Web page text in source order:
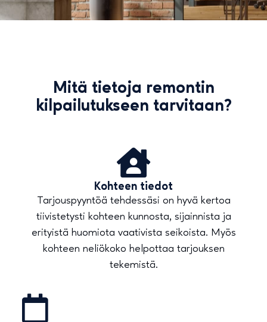
Mitä tietoja remontin
kilpailutukseen tarvitaan?
Kohteen tiedot
Tarjouspyyntöä tehdessäsi on hyvä kertoa
tiivistetysti kohteen kunnosta, sijainnista ja
erityistä huomiota vaativista seikoista. Myös
kohteen neliökoko helpottaa tarjouksen
tekemistä.